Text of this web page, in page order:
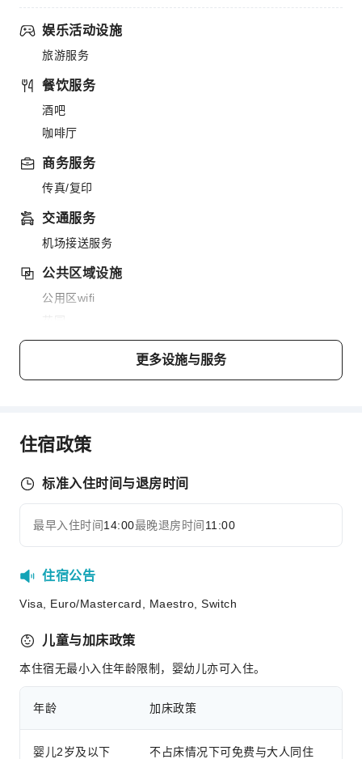
娱乐活动设施
旅游服务
餐饮服务
酒吧
咖啡厅
商务服务
传真/复印
交通服务
机场接送服务
公共区域设施
公用区wifi
吸烟区
旅游票务服务
行李寄存
24小时前台
公共区域监控
灭火器
展开全部
更多设施与服务
住宿政策
标准入住时间与退房时间
最早入住时间14:00最晚退房时间 11:00
住宿公告
Visa, Euro/Mastercard, Maestro, Switch
儿童与加床政策
本住宿无最小入住年龄限制，婴幼儿亦可入住。
年龄 加床政策
婴儿2岁及以下 不占床情况下可免费与大人同住